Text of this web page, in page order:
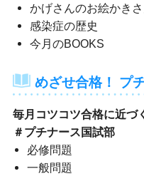
かげさんのお絵かき
感染症の歴史
今月のBOOKS
めざせ合格！ プ
毎月コツコツ合格に近づ
＃プチナース国試部
必修問題
一般問題